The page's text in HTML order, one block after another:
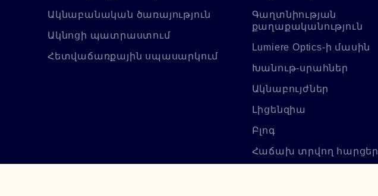
Ակնաբանական ծառայություն
Ակնոցի պատրաստում
Հետվաճառքային սպասարկում
Գաղտնիության
քաղաքականություն
Lumiere Optics-ի մասին
Խանութ-սրահներ
Ակնաբույժներ
Լիցենզիա
Բլոգ
Հաճախ տրվող հարցեր